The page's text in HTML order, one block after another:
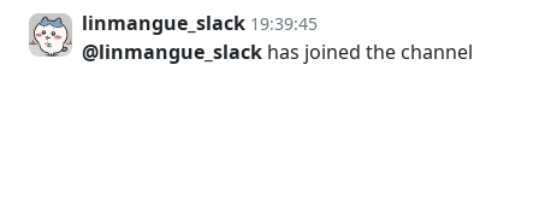
linmangue_slack 19:39:45
@linmangue_slack has joined the channel